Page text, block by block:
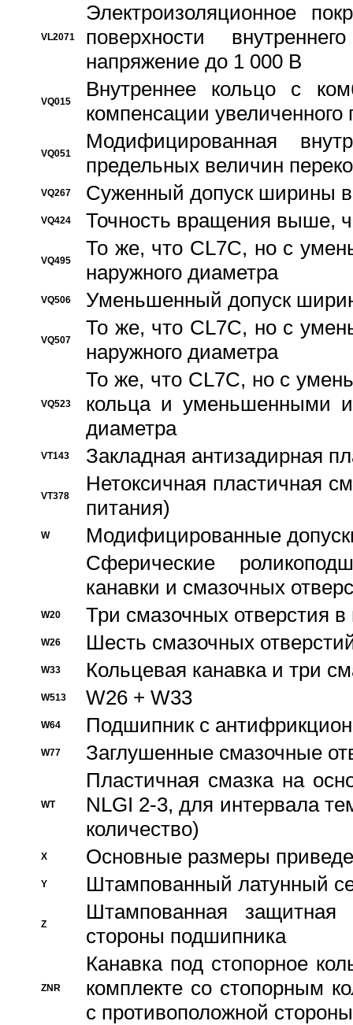
VL2071
Электроизоляционное
поверхности
напряжение до 1 000 В
VQ015
Bнутреннее кольцо с
компенсации увеличенного
VQ051
Модифицированная
предельных величин
VQ267 Суженный допуск ширины
VQ424 Точность вращения выше,
VQ495
То же, что CL7C, но с
наружного диаметра
VQ506 Уменьшенный допуск
VQ507
То же, что CL7C, но с
наружного диаметра
VQ523
То же, что CL7C, но с
кольца и уменьшенными
диаметра
VT143 Закладная антизадирная
VT378
Нетоксичная пластичная
питания)
W
Модифицированные
Сферические
канавки и смазочных
W20 Три смазочных отверстия
W26 Шесть смазочных
W33 Кольцевая канавка и три
W513 W26 + W33
W64 Подшипник с
W77 Заглушенные смазочные
WT
Пластичная смазка на
NLGI 2-3, для интервала
количество)
X Основные размеры
Y Штампованный латунный
Z
Штампованная
стороны подшипника
ZNR
Канавка под стопорное
комплекте со стопорным
с противоположной стороны